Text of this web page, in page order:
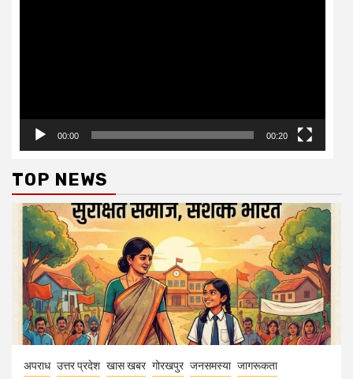
00:00 00:20
TOP NEWS
अपराध उत्तर प्रदेश खास खबर गोरखपुर जनसमस्या जागरूकता